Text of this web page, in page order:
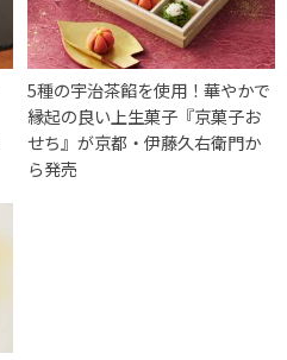
5種の宇治茶餡を使用！華やかで
縁起の良い上生菓子『京菓子お
せち』が京都・伊藤久右衛門か
ら発売